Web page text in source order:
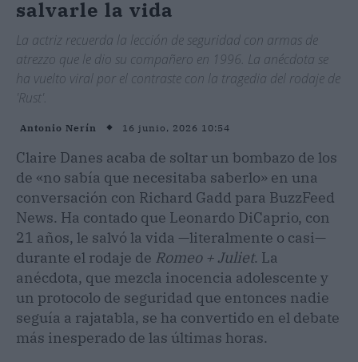
salvarle la vida
La actriz recuerda la lección de seguridad con armas de
atrezzo que le dio su compañero en 1996. La anécdota se
ha vuelto viral por el contraste con la tragedia del rodaje de
'Rust'.
Antonio Nerín 16 junio, 2026 10:54
Claire Danes acaba de soltar un bombazo de los
de «no sabía que necesitaba saberlo» en una
conversación con Richard Gadd para BuzzFeed
News. Ha contado que Leonardo DiCaprio, con
21 años, le salvó la vida —literalmente o casi—
durante el rodaje de Romeo + Juliet. La
anécdota, que mezcla inocencia adolescente y
un protocolo de seguridad que entonces nadie
seguía a rajatabla, se ha convertido en el debate
más inesperado de las últimas horas.